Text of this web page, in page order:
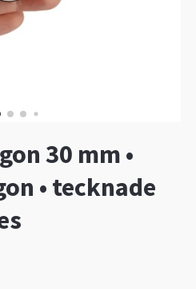
30 mm •
• tecknade